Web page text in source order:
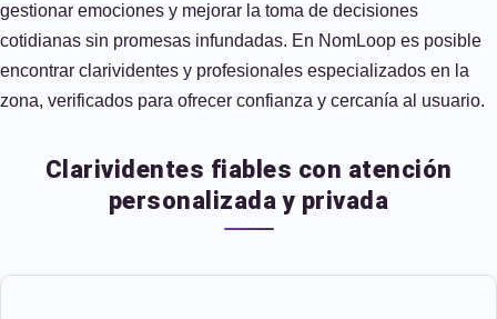
gestionar emociones y mejorar la toma de decisiones
cotidianas sin promesas infundadas. En NomLoop es posible
encontrar clarividentes y profesionales especializados en la
zona, verificados para ofrecer confianza y cercanía al usuario.
Clarividentes fiables con atención
personalizada y privada